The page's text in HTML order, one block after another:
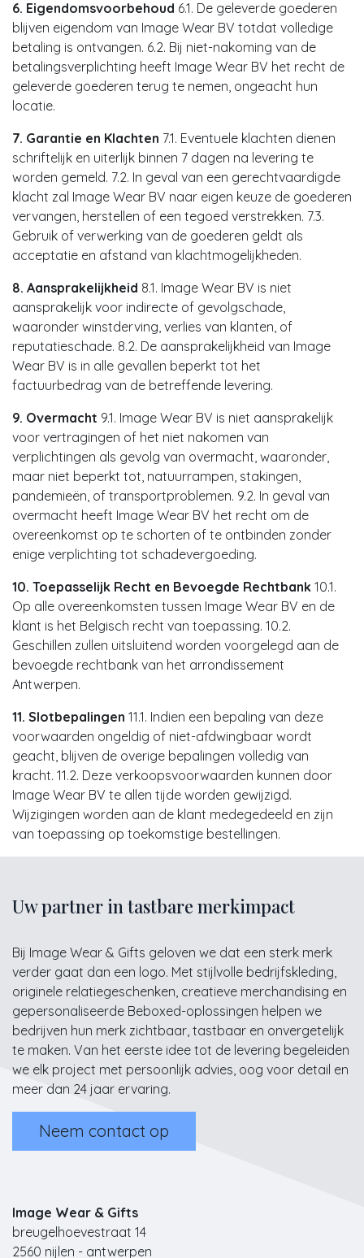
6. Eigendomsvoorbehoud 6.1. De geleverde goederen
blijven eigendom van Image Wear BV totdat volledige
betaling is ontvangen. 6.2. Bij niet-nakoming van de
betalingsverplichting heeft Image Wear BV het recht de
geleverde goederen terug te nemen, ongeacht hun
locatie.
7. Garantie en Klachten 7.1. Eventuele klachten dienen
schriftelijk en uiterlijk binnen 7 dagen na levering te
worden gemeld. 7.2. In geval van een gerechtvaardigde
klacht zal Image Wear BV naar eigen keuze de goederen
vervangen, herstellen of een tegoed verstrekken. 7.3.
Gebruik of verwerking van de goederen geldt als
acceptatie en afstand van klachtmogelijkheden.
8. Aansprakelijkheid 8.1. Image Wear BV is niet
aansprakelijk voor indirecte of gevolgschade,
waaronder winstderving, verlies van klanten, of
reputatieschade. 8.2. De aansprakelijkheid van Image
Wear BV is in alle gevallen beperkt tot het
factuurbedrag van de betreffende levering.
9. Overmacht 9.1. Image Wear BV is niet aansprakelijk
voor vertragingen of het niet nakomen van
verplichtingen als gevolg van overmacht, waaronder,
maar niet beperkt tot, natuurrampen, stakingen,
pandemieën, of transportproblemen. 9.2. In geval van
overmacht heeft Image Wear BV het recht om de
overeenkomst op te schorten of te ontbinden zonder
enige verplichting tot schadevergoeding.
10. Toepasselijk Recht en Bevoegde Rechtbank 10.1.
Op alle overeenkomsten tussen Image Wear BV en de
klant is het Belgisch recht van toepassing. 10.2.
Geschillen zullen uitsluitend worden voorgelegd aan de
bevoegde rechtbank van het arrondissement
Antwerpen.
11. Slotbepalingen 11.1. Indien een bepaling van deze
voorwaarden ongeldig of niet-afdwingbaar wordt
geacht, blijven de overige bepalingen volledig van
kracht. 11.2. Deze verkoopsvoorwaarden kunnen door
Image Wear BV te allen tijde worden gewijzigd.
Wijzigingen worden aan de klant medegedeeld en zijn
van toepassing op toekomstige bestellingen.
Uw partner in tastbare merkimpact
Bij Image Wear & Gifts geloven we dat een sterk merk
verder gaat dan een logo. Met stijlvolle bedrijfskleding,
originele relatiegeschenken, creatieve merchandising en
gepersonaliseerde Beboxed-oplossingen helpen we
bedrijven hun merk zichtbaar, tastbaar en onvergetelijk
te maken. Van het eerste idee tot de levering begeleiden
we elk project met persoonlijk advies, oog voor detail en
meer dan 24 jaar ervaring.
Neem contact op
Image Wear & Gifts
breugelhoevestraat 14
2560 nijlen - antwerpen